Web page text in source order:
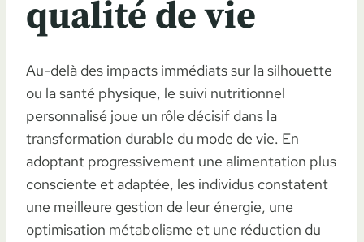
qualité de vie
Au-delà des impacts immédiats sur la silhouette
ou la santé physique, le suivi nutritionnel
personnalisé joue un rôle décisif dans la
transformation durable du mode de vie. En
adoptant progressivement une alimentation plus
consciente et adaptée, les individus constatent
une meilleure gestion de leur énergie, une
optimisation métabolisme et une réduction du